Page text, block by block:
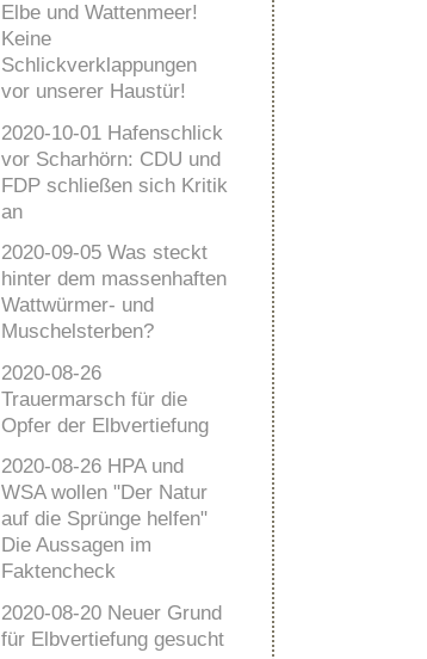
Elbe und Wattenmeer!
Keine
Schlickverklappungen
vor unserer Haustür!
2020-10-01 Hafenschlick
vor Scharhörn: CDU und
FDP schließen sich Kritik
an
2020-09-05 Was steckt
hinter dem massenhaften
Wattwürmer- und
Muschelsterben?
2020-08-26
Trauermarsch für die
Opfer der Elbvertiefung
2020-08-26 HPA und
WSA wollen "Der Natur
auf die Sprünge helfen"
Die Aussagen im
Faktencheck
2020-08-20 Neuer Grund
für Elbvertiefung gesucht